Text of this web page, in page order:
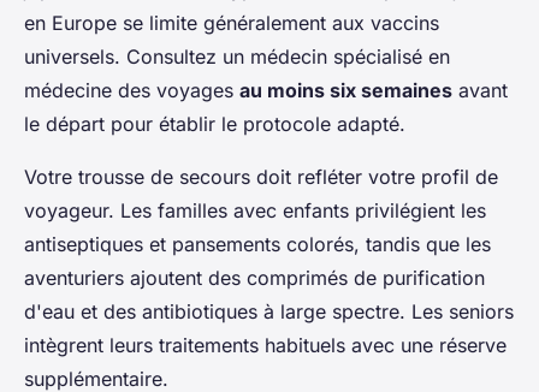
en Europe se limite généralement aux vaccins
universels. Consultez un médecin spécialisé en
médecine des voyages au moins six semaines avant
le départ pour établir le protocole adapté.
Votre trousse de secours doit refléter votre profil de
voyageur. Les familles avec enfants privilégient les
antiseptiques et pansements colorés, tandis que les
aventuriers ajoutent des comprimés de purification
d'eau et des antibiotiques à large spectre. Les seniors
intègrent leurs traitements habituels avec une réserve
supplémentaire.